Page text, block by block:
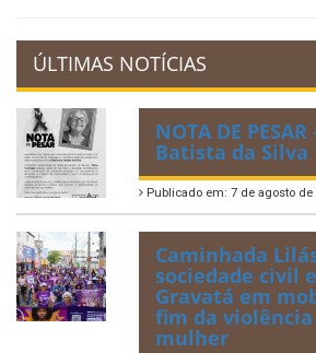
ÚLTIMAS NOTÍCIAS
NOTA DE
Batista da Silva
Publicado em: 7 de agosto de
Caminhada
sociedade civil
Gravatá em
fim da
mulher